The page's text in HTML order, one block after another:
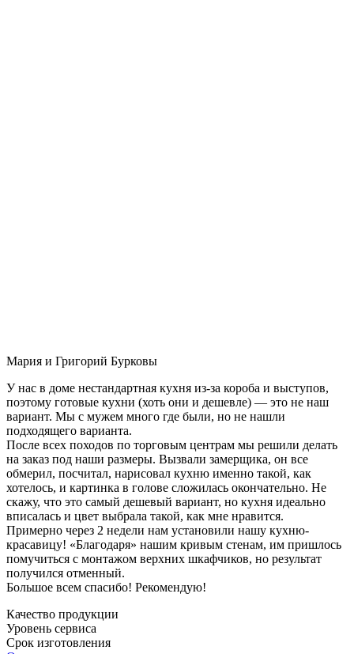
Мария и Григорий Бурковы
У нас в доме нестандартная кухня из-за короба и выступов,
поэтому готовые кухни (хоть они и дешевле) — это не наш
вариант. Мы с мужем много где были, но не нашли
подходящего варианта.
После всех походов по торговым центрам мы решили делать
на заказ под наши размеры. Вызвали замерщика, он все
обмерил, посчитал, нарисовал кухню именно такой, как
хотелось, и картинка в голове сложилась окончательно. Не
скажу, что это самый дешевый вариант, но кухня идеально
вписалась и цвет выбрала такой, как мне нравится.
Примерно через 2 недели нам установили нашу кухню-
красавицу! «Благодаря» нашим кривым стенам, им пришлось
помучиться с монтажом верхних шкафчиков, но результат
получился отменный.
Большое всем спасибо! Рекомендую!
Качество продукции
Уровень сервиса
Срок изготовления